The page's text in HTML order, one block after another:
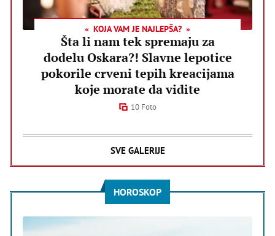
KOJA VAM JE NAJLEPŠA?
Šta li nam tek spremaju za
dodelu Oskara?! Slavne lepotice
pokorile crveni tepih kreacijama
koje morate da vidite
10 Foto
SVE GALERIJE
HOROSKOP